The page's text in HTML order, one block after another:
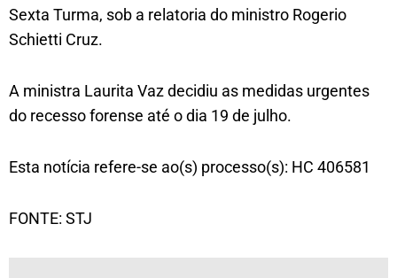
Sexta Turma, sob a relatoria do ministro Rogerio
Schietti Cruz.
A ministra Laurita Vaz decidiu as medidas urgentes
do recesso forense até o dia 19 de julho.
Esta notícia refere-se ao(s) processo(s): HC 406581
FONTE: STJ